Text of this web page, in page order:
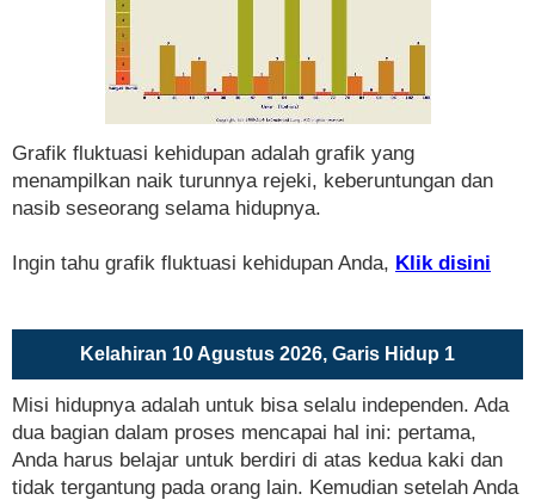
Grafik fluktuasi kehidupan adalah grafik yang
menampilkan naik turunnya rejeki, keberuntungan dan
nasib seseorang selama hidupnya.
Ingin tahu grafik fluktuasi kehidupan Anda, Klik disini
Kelahiran 10 Agustus 2026, Garis Hidup 1
Misi hidupnya adalah untuk bisa selalu independen. Ada
dua bagian dalam proses mencapai hal ini: pertama,
Anda harus belajar untuk berdiri di atas kedua kaki dan
tidak tergantung pada orang lain. Kemudian setelah Anda